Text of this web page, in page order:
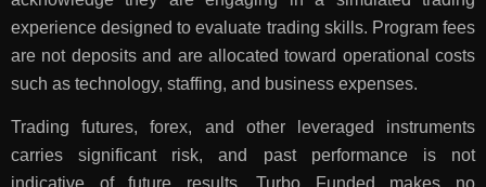
experience designed to evaluate trading skills. Program fees
are not deposits and are allocated toward operational costs
such as technology, staffing, and business expenses.
Trading futures, forex, and other leveraged instruments
carries significant risk, and past performance is not